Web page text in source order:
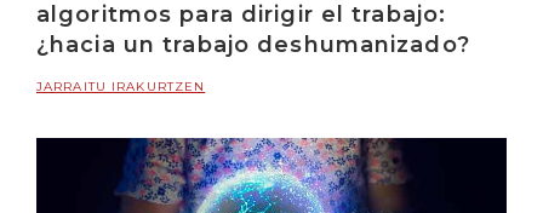
algoritmos para dirigir el trabajo:
¿hacia un trabajo deshumanizado?
JARRAITU IRAKURTZEN